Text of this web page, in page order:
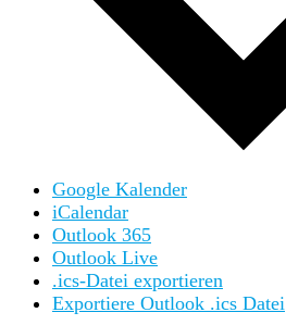
Google Kalender
iCalendar
Outlook 365
Outlook Live
.ics-Datei exportieren
Exportiere Outlook .ics Datei